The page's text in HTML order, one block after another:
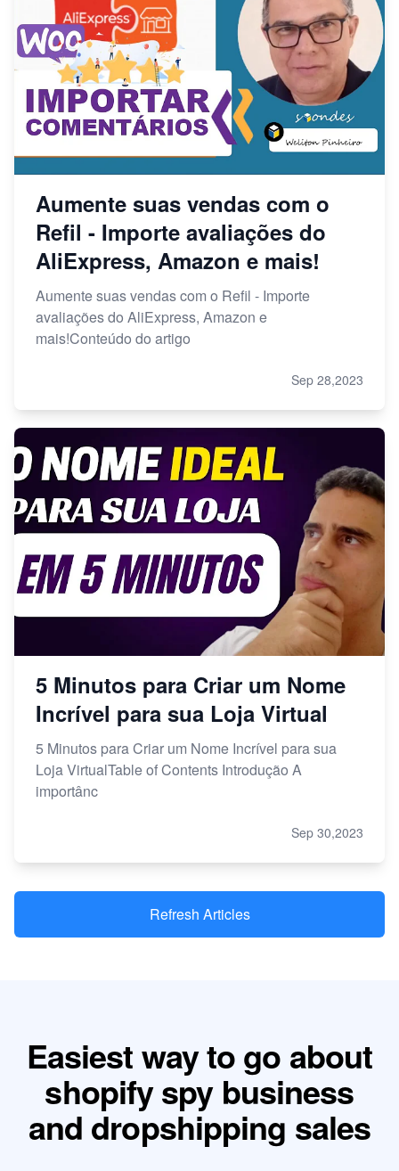
Aumente suas vendas com o
Refil - Importe avaliações do
AliExpress, Amazon e mais!
Aumente suas vendas com o Refil - Importe
avaliações do AliExpress, Amazon e
mais!Conteúdo do artigo
Sep 28,2023
5 Minutos para Criar um Nome
Incrível para sua Loja Virtual
5 Minutos para Criar um Nome Incrível para sua
Loja VirtualTable of Contents Introdução A
importânc
Sep 30,2023
Refresh Articles
Easiest way to go about
shopify spy business
and dropshipping sales